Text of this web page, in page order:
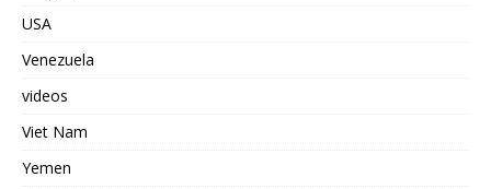
USA
Venezuela
videos
Viet Nam
Yemen